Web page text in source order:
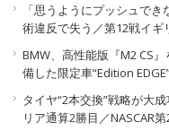
「思うようにプッシュで
術違反で失う／第12戦イギ
BMW、高性能版『M2 CS
備した限定車“Edition
タイヤ“2本交換”戦略が大
リア通算2勝目／NASCAR